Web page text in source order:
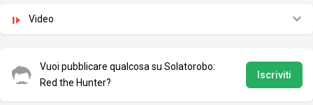
Video
Vuoi pubblicare qualcosa su Solatorobo:
Red the Hunter?
Iscriviti